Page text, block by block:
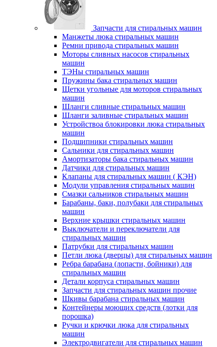
Запчасти для стиральных машин
Манжеты люка стиральных машин
Ремни привода стиральных машин
Моторы сливных насосов стиральных
машин
ТЭНы стиральных машин
Пружины бака стиральных машин
Щетки угольные для моторов стиральных
машин
Шланги сливные стиральных машин
Шланги заливные стиральных машин
Устройствоа блокировки люка стиральных
машин
Подшипники стиральных машин
Сальники для стиральных машин
Амортизаторы бака стиральных машин
Датчики для стиральных машин
Клапаны для стиральных машин ( КЭН)
Модули управления стиральных машин
Смазки сальников стиральных машин
Барабаны, баки, полубаки для стиральных
машин
Верхние крышки стиральных машин
Выключатели и переключатели для
стиральных машин
Патрубки для стиральных машин
Петли люка (дверцы) для стиральных машин
Ребра барабана (лопасти, бойники) для
стиральных машин
Детали корпуса стиральных машин
Запчасти для стиральных машин прочие
Шкивы барабана стиральных машин
Контейнеры моющих средств (лотки для
порошка)
Ручки и крючки люка для стиральных
машин
Электродвигатели для стиральных машин